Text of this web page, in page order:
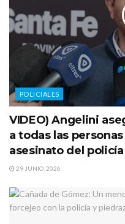
POLICIALES
VIDEO) Angelini
a todas las
asesinato del policía
29 JUNIO, 2026